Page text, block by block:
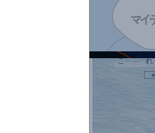
2026.08.07 |【観覧】マイ